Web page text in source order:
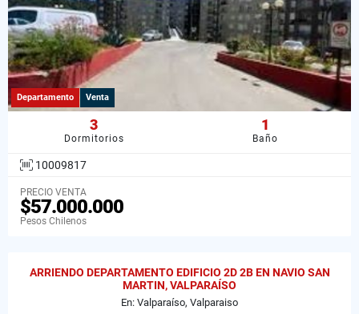
Departamento Venta
3
Dormitorios
1
Baño
10009817
PRECIO VENTA
$57.000.000
Pesos Chilenos
ARRIENDO DEPARTAMENTO EDIFICIO 2D 2B EN NAVIO SAN
MARTIN, VALPARAÍSO
En: Valparaíso, Valparaiso